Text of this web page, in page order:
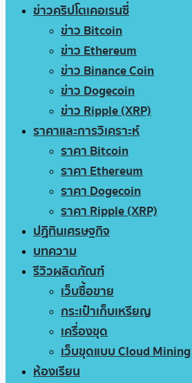
ข่าวคริปโตเคอเรนซี่
ข่าว Bitcoin
ข่าว Ethereum
ข่าว Binance Coin
ข่าว Dogecoin
ข่าว Ripple (XRP)
ราคาและการวิเคราะห์
ราคา Bitcoin
ราคา Ethereum
ราคา Dogecoin
ราคา Ripple (XRP)
ปฏิทินเศรษฐกิจ
บทความ
รีวิวผลิตภัณฑ์
เว็บซื้อขาย
กระเป๋าเก็บเหรียญ
เครื่องขุด
เว็บขุดแบบ Cloud Mining
ห้องเรียน